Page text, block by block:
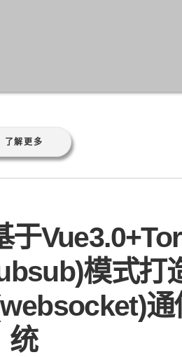
了解更多
于
模式打
通
统